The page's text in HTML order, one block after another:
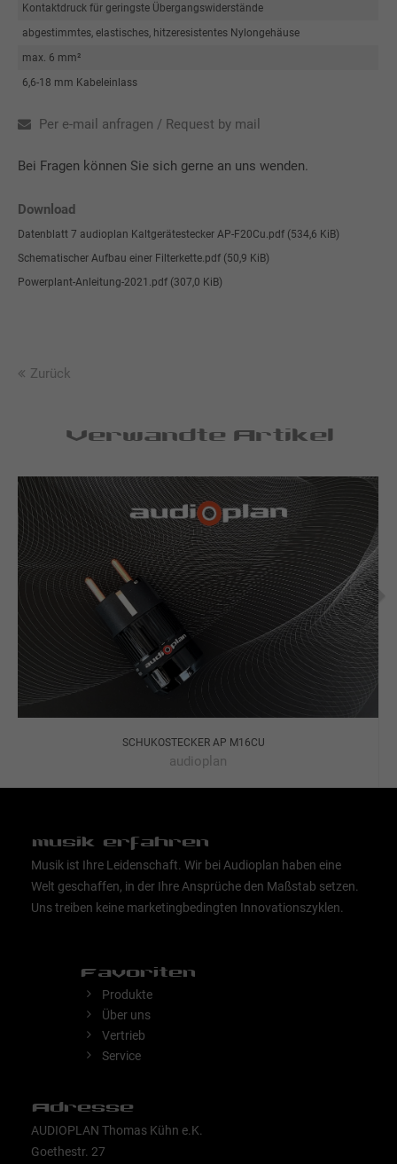
Kontaktdruck für geringste Übergangswiderstände
abgestimmtes, elastisches, hitzeresistentes Nylongehäuse
max. 6 mm²
6,6-18 mm Kabeleinlass
Per e-mail anfragen / Request by mail
Bei Fragen können Sie sich gerne an uns wenden.
Download
Datenblatt 7 audioplan Kaltgerätestecker AP-F20Cu.pdf (534,6 KiB)
Schematischer Aufbau einer Filterkette.pdf (50,9 KiB)
Powerplant-Anleitung-2021.pdf (307,0 KiB)
Zurück
Verwandte Artikel
SCHUKOSTECKER AP M16CU
audioplan
musik erfahren
Musik ist Ihre Leidenschaft. Wir bei Audioplan haben eine
Welt geschaffen, in der Ihre Ansprüche den Maßstab setzen.
Uns treiben keine marketingbedingten Innovationszyklen.
Favoriten
Produkte
Über uns
Vertrieb
Service
Adresse
AUDIOPLAN Thomas Kühn e.K.
Goethestr. 27